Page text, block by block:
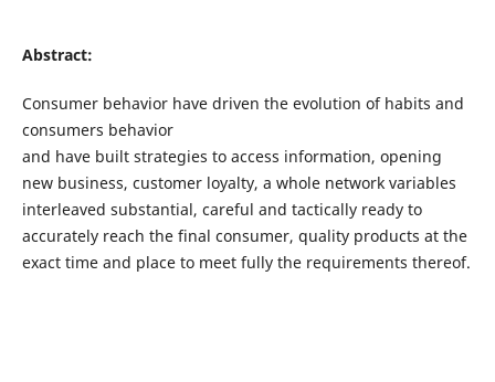
Abstract:
Consumer behavior have driven the evolution of habits and
consumers behavior
and have built strategies to access information, opening
new business, customer loyalty, a whole network variables
interleaved substantial, careful and tactically ready to
accurately reach the final consumer, quality products at the
exact time and place to meet fully the requirements thereof.